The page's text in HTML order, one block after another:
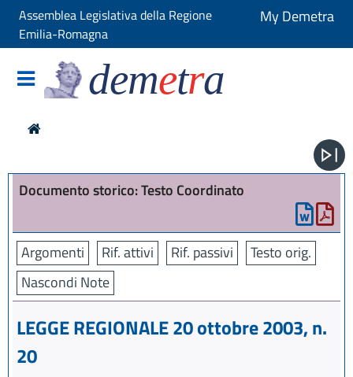
Assemblea Legislativa della Regione
Emilia-Romagna
My Demetra
demetra
Documento storico: Testo Coordinato
Argomenti Rif. attivi Rif. passivi
Testo orig.
Nascondi Note
LEGGE REGIONALE 20 ottobre 2003, n.
20